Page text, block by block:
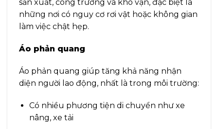
sản xuất, công trường và kho vận, đặc biệt là
những nơi có nguy cơ rơi vật hoặc không gian
làm việc chật hẹp.
Áo phản quang
Áo phản quang giúp tăng khả năng nhận
diện người lao động, nhất là trong môi trường:
Có nhiều phương tiện di chuyển như xe
nâng, xe tải